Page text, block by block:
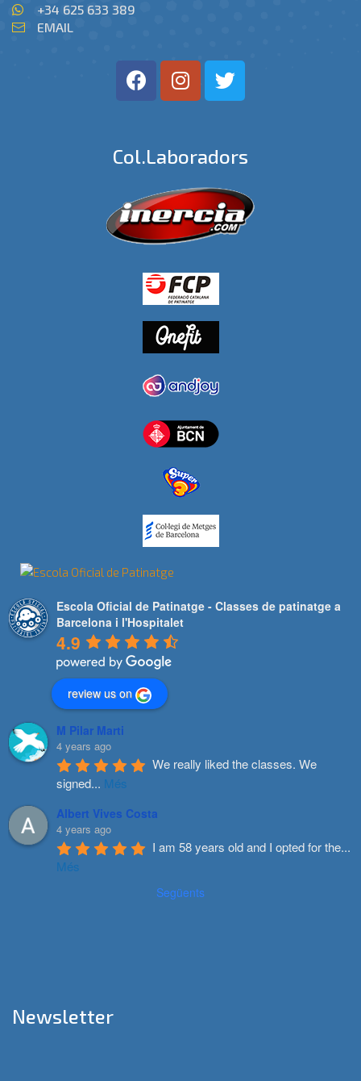
+34 625 633 389
EMAIL
Col.laboradors
Escola Oficial de Patinatge - Classes de patinatge a
Barcelona i l'Hospitalet
4.9
review us on
M Pilar Marti
4 years ago
We really liked the classes. We
signed... Més
Albert Vives Costa
4 years ago
I am 58 years old and I opted for the...
Més
Següents
Newsletter